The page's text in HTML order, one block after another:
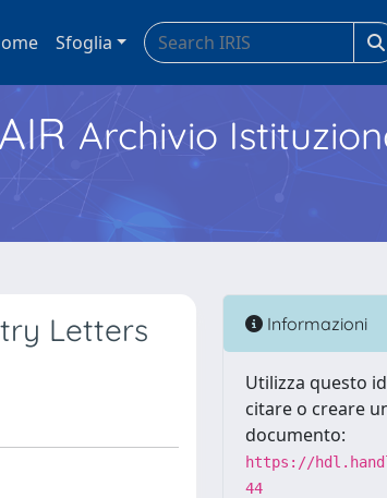
Sfoglia
Archivio
Letters Informazioni
Utilizza questo
citare o creare
documento:
https://
44